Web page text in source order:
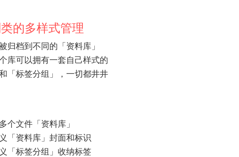
的多样式管理
归档到不同的「资料库」
库可以拥有一套自己样式的
和「标签分组」，一切都井井
个文件「资料库」
「资料库」封面和标识
「标签分组」收纳标签